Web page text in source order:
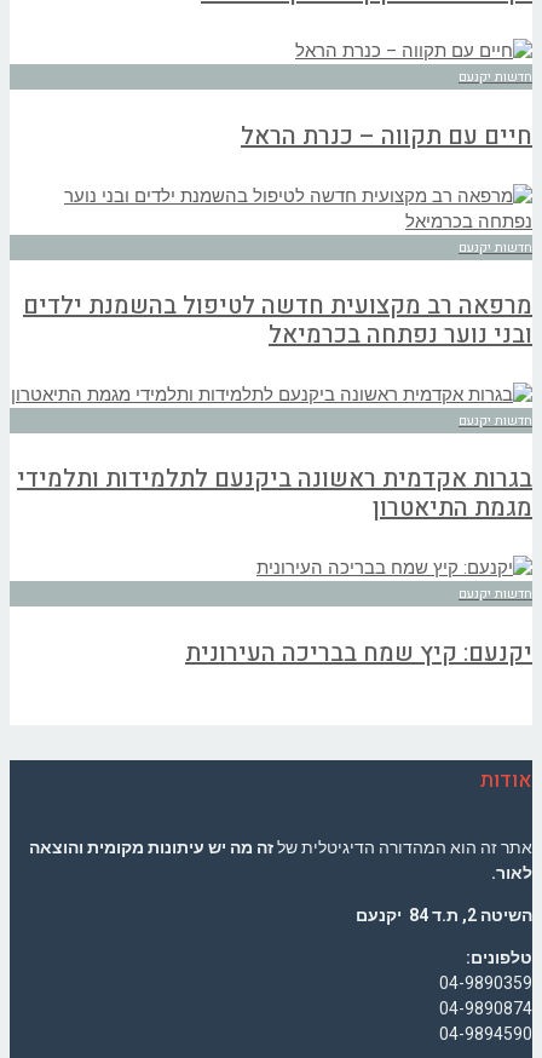
חדשות יקנעם
חיים עם תקווה – כנרת הראל
חדשות יקנעם
מרפאה רב מקצועית חדשה לטיפול בהשמנת ילדים
ובני נוער נפתחה בכרמיאל
חדשות יקנעם
בגרות אקדמית ראשונה ביקנעם לתלמידות ותלמידי
מגמת התיאטרון
חדשות יקנעם
יקנעם: קיץ שמח בבריכה העירונית
אודות
אתר זה הוא המהדורה הדיגיטלית שלזה מה יש עיתונות מקומית והוצאה
לאור.
השיטה 2, ת.ד 84 יקנעם
טלפונים:
04-9890359
04-9890874
04-9894590